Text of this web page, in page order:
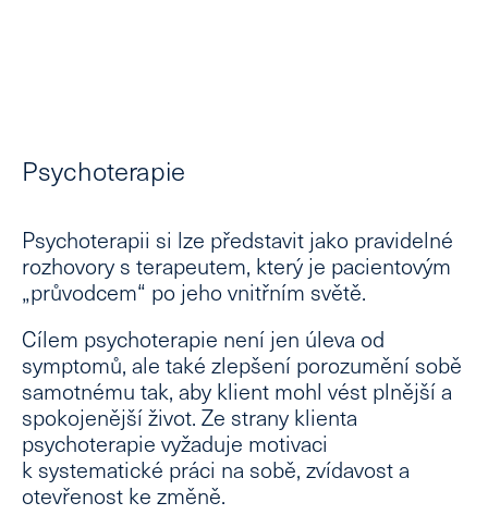
Psychoterapie
Psychoterapii si lze představit jako pravidelné
rozhovory s terapeutem, který je pacientovým
„průvodcem“ po jeho vnitřním světě.
Cílem psychoterapie není jen úleva od
symptomů, ale také zlepšení porozumění sobě
samotnému tak, aby klient mohl vést plnější a
spokojenější život. Ze strany klienta
psychoterapie vyžaduje motivaci
k systematické práci na sobě, zvídavost a
otevřenost ke změně.